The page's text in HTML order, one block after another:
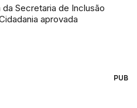
de Inclusão
aprovada
PUB